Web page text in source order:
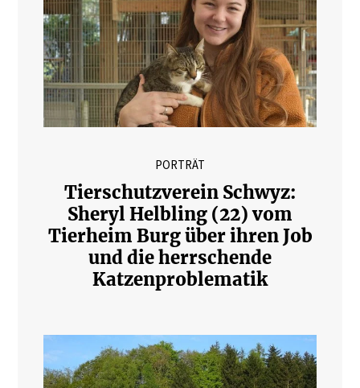
PORTRÄT
Tierschutzverein Schwyz:
Sheryl Helbling (22) vom
Tierheim Burg über ihren Job
und die herrschende
Katzenproblematik